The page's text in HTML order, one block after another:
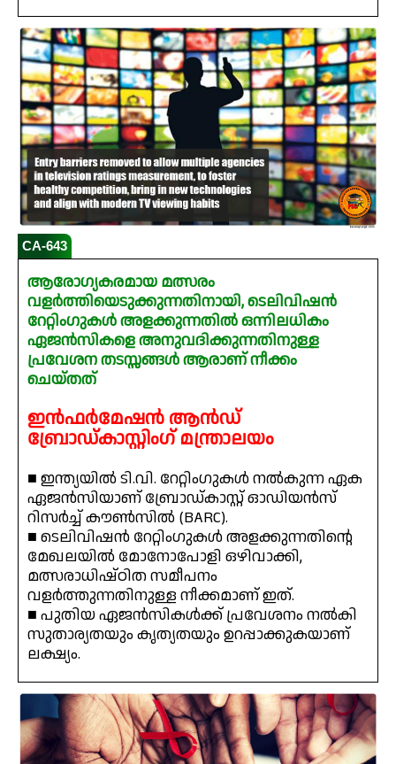
CA-643
ആരോഗ്യകരമായ മത്സരം
വളർത്തിയെടുക്കുന്നതിനായി, ടെലിവിഷൻ
റേറ്റിംഗുകൾ അളക്കുന്നതിൽ ഒന്നിലധികം
ഏജൻസികളെ അനുവദിക്കുന്നതിനുള്ള
പ്രവേശന തടസ്സങ്ങൾ ആരാണ് നീക്കം
ചെയ്തത്
ഇൻഫർമേഷൻ ആൻഡ്
ബ്രോഡ്‍കാസ്റ്റിംഗ് മന്ത്രാലയം
■ ഇന്ത്യയിൽ ടി.വി. റേറ്റിംഗുകൾ നൽകുന്ന ഏക
ഏജൻസിയാണ് ബ്രോഡ്‍കാസ്റ്റ് ഓഡിയൻസ്
റിസർച്ച് കൗൺസിൽ (BARC).
■ ടെലിവിഷൻ റേറ്റിംഗുകൾ അളക്കുന്നതിന്റെ
മേഖലയിൽ മോനോപോളി ഒഴിവാക്കി,
മത്സരാധിഷ്ഠിത സമീപനം
വളർത്തുന്നതിനുള്ള നീക്കമാണ് ഇത്.
■ പുതിയ ഏജൻസികൾക്ക് പ്രവേശനം നൽകി
സുതാര്യതയും കൃത്യതയും ഉറപ്പാക്കുകയാണ്
ലക്ഷ്യം.